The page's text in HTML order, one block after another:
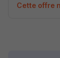
Cette offre